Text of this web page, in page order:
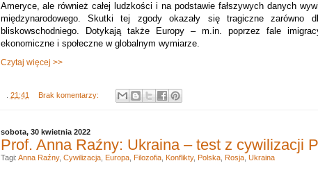
Ameryce, ale również całej ludzkości i na podstawie fałszywych danych
międzynarodowego. Skutki tej zgody okazały się tragiczne zarówno
bliskowschodniego. Dotykają także Europy – m.in. poprzez fale
ekonomiczne i społeczne w globalnym wymiarze.
Czytaj więcej >>
21:41 Brak komentarzy:
sobota, 30 kwietnia 2022
Prof. Anna Raźny: Ukraina – test z cywilizacji
Tagi: Anna Raźny, Cywilizacja, Europa, Filozofia, Konflikty, Polska, Rosja, Ukraina